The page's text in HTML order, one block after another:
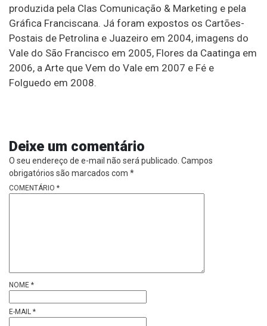
produzida pela Clas Comunicação & Marketing e pela
Gráfica Franciscana. Já foram expostos os Cartões-
Postais de Petrolina e Juazeiro em 2004, imagens do
Vale do São Francisco em 2005, Flores da Caatinga em
2006, a Arte que Vem do Vale em 2007 e Fé e
Folguedo em 2008.
Deixe um comentário
O seu endereço de e-mail não será publicado. Campos
obrigatórios são marcados com *
COMENTÁRIO *
NOME *
E-MAIL *